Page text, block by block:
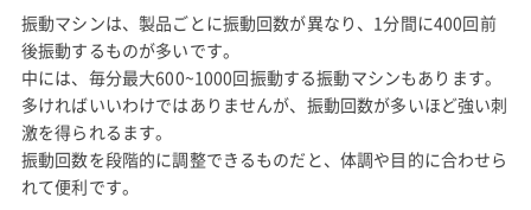
振動マシンは、製品ごとに振動回数が異なり、1分間に400回前
後振動するものが多いです。
中には、毎分最大600~1000回振動する振動マシンもあります。
多ければいいわけではありませんが、振動回数が多いほど強い刺
激を得られるます。
振動回数を段階的に調整できるものだと、体調や目的に合わせら
れて便利です。